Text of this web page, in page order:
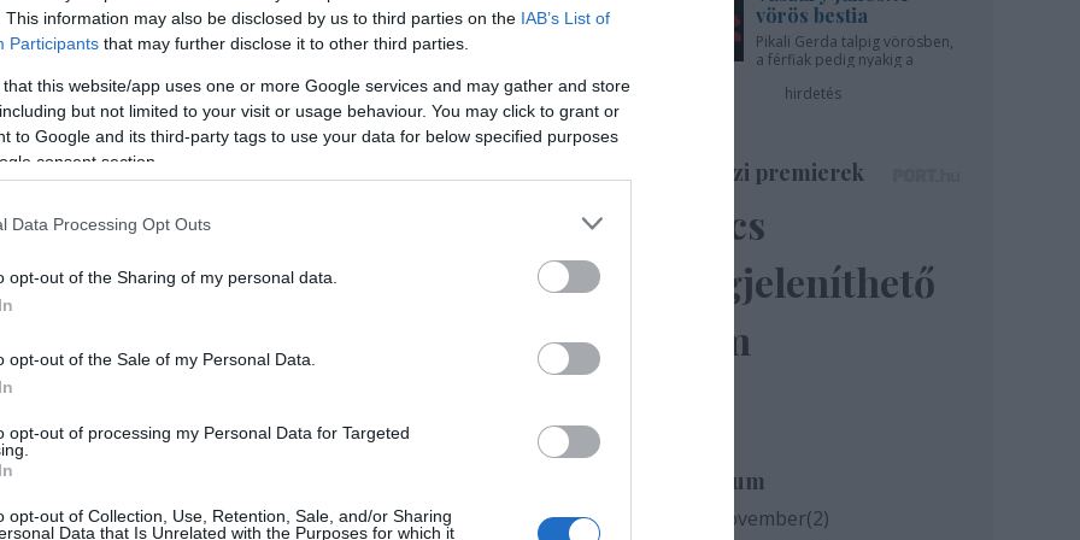
This information may also be disclosed by us to third parties on the IAB’s List of
Participants that may further disclose it to other third parties.
that this website/app uses one or more Google services and may gather and store
but not limited to your visit or usage behaviour. You may click to grant or
to Google and its third-party tags to use your data for below specified purposes
consent section.
Data Processing Opt Outs
opt-out of the Sharing of my personal data.
opt-out of the Sale of my Personal Data.
opt-out of processing my Personal Data for Targeted
opt-out of Collection, Use, Retention, Sale, and/or Sharing
Data that Is Unrelated with the Purposes for which it
megtiszteltetés, hogy a magyar kultúra napja
Péter Elektra-átirata ráadásul olyan mű, amely
időre feledésbe merült - tette hozzá.
vörös bestia
Pikali Gerda talpig vörösben,
a férfiak pedig nyakig a
hirdetés
Színházi premierek
Nincs
megjeleníthető
elem
Archívum
2020 november(2)